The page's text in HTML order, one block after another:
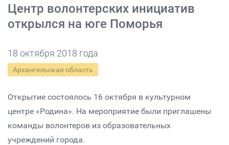
Центр волонтерских инициатив
открылся на юге Поморья
18 октября 2018 года
Архангельская область
Открытие состоялось 16 октября в культурном
центре «Родина». На мероприятие были приглашены
команды волонтеров из образовательных
учреждений города.